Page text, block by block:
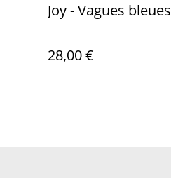
Joy - Vagues bleues
28,00 €